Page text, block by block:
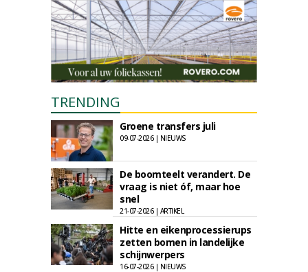
TRENDING
Groene transfers juli
09-07-2026 | NIEUWS
De boomteelt verandert. De
vraag is niet óf, maar hoe
snel
21-07-2026 | ARTIKEL
Hitte en eikenprocessierups
zetten bomen in landelijke
schijnwerpers
16-07-2026 | NIEUWS